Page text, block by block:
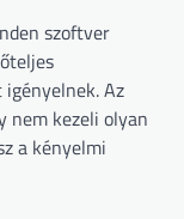
szoftver
Az
nem kezeli olyan
a kényelmi